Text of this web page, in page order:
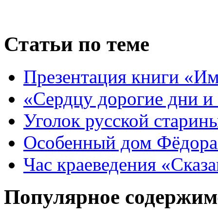
Статьи по теме
Презентация книги
«Сердцу дорогие дни
Уголок русской
Особенный дом
Час краеведения
Популярное